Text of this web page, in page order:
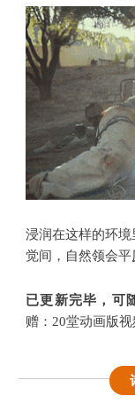
浸润在这样的环
觉间，自然领会平
已更新完毕，可
赠：20堂动画版视